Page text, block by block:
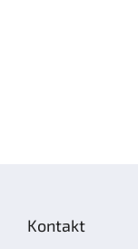
Kontakt